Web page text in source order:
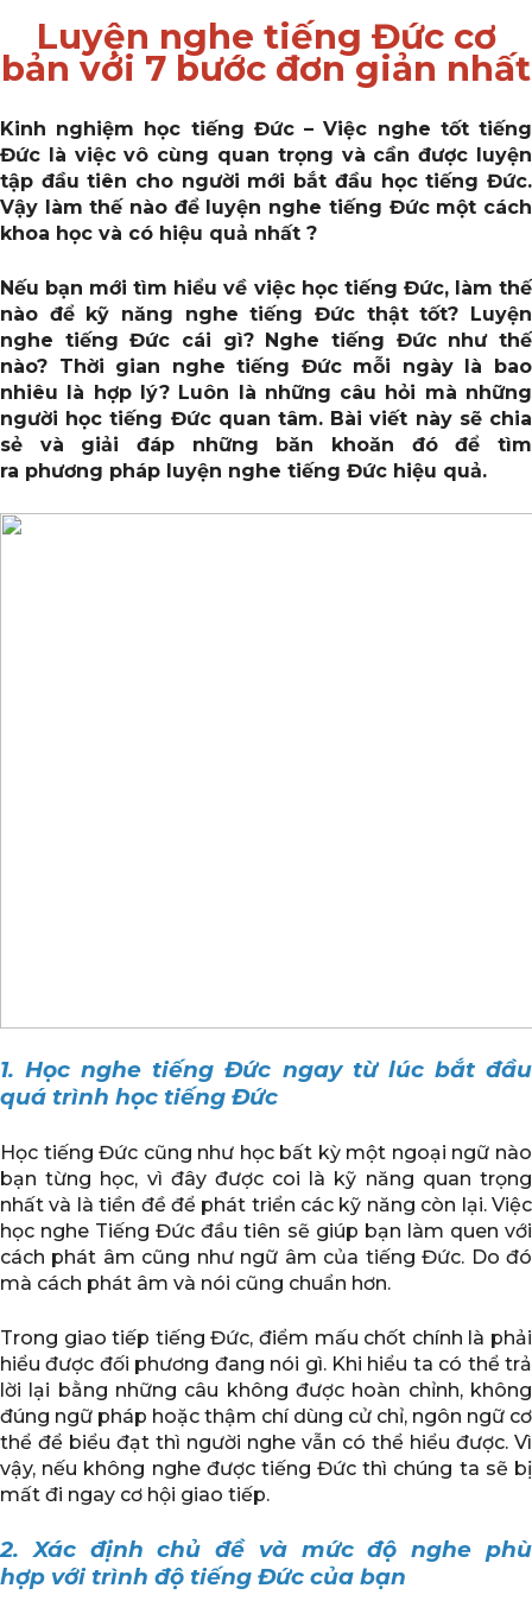
Luyện nghe tiếng Đức cơ
bản với 7 bước đơn giản nhất
Kinh nghiệm học tiếng Đức – Việc nghe tốt tiếng
Đức là việc vô cùng quan trọng và cần được luyện
tập đầu tiên cho người mới bắt đầu học tiếng Đức.
Vậy làm thế nào để luyện nghe tiếng Đức một cách
khoa học và có hiệu quả nhất ?
Nếu bạn mới tìm hiểu về việc học tiếng Đức, làm thế
nào để kỹ năng nghe tiếng Đức thật tốt? Luyện
nghe tiếng Đức cái gì? Nghe tiếng Đức như thế
nào? Thời gian nghe tiếng Đức mỗi ngày là bao
nhiêu là hợp lý? Luôn là những câu hỏi mà những
người học tiếng Đức quan tâm. Bài viết này sẽ chia
sẻ và giải đáp những băn khoăn đó để tìm
ra phương pháp luyện nghe tiếng Đức hiệu quả.
1. Học nghe tiếng Đức ngay từ lúc bắt đầu
quá trình học tiếng Đức
Học tiếng Đức cũng như học bất kỳ một ngoại ngữ nào
bạn từng học, vì đây được coi là kỹ năng quan trọng
nhất và là tiền đề để phát triển các kỹ năng còn lại. Việc
học nghe Tiếng Đức đầu tiên sẽ giúp bạn làm quen với
cách phát âm cũng như ngữ âm của tiếng Đức. Do đó
mà cách phát âm và nói cũng chuẩn hơn.
Trong giao tiếp tiếng Đức, điểm mấu chốt chính là phải
hiểu được đối phương đang nói gì. Khi hiểu ta có thể trả
lời lại bằng những câu không được hoàn chỉnh, không
đúng ngữ pháp hoặc thậm chí dùng cử chỉ, ngôn ngữ cơ
thể để biểu đạt thì người nghe vẫn có thể hiểu được. Vì
vậy, nếu không nghe được tiếng Đức thì chúng ta sẽ bị
mất đi ngay cơ hội giao tiếp.
2. Xác định chủ đề và mức độ nghe phù
hợp với trình độ tiếng Đức của bạn